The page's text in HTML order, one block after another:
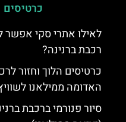
כרטיסים
לאילו אתרי סקי אפשר
רכבת ברנינה?
כרטיסים הלוך וחזור
האדומה ממילאנו
סיור פנורמי ברכבת